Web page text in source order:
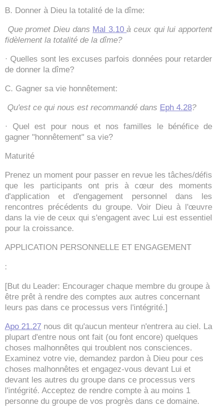
B. Donner à Dieu la totalité de la dîme:
Que promet Dieu dans Mal 3.10à ceux qui lui apportent
fidèlement la totalité de la dîme?
· Quelles sont les excuses parfois données pour retarder
de donner la dîme?
C. Gagner sa vie honnêtement:
Qu'est ce qui nous est recommandé dans Eph 4.28?
· Quel est pour nous et nos familles le bénéfice de
gagner "honnêtement" sa vie?
Maturité
Prenez un moment pour passer en revue les tâches/défis
que les participants ont pris à cœur des moments
d'application et d'engagement personnel dans les
rencontres précédents du groupe. Voir Dieu à l'œuvre
dans la vie de ceux qui s'engagent avec Lui est essentiel
pour la croissance.
APPLICATION PERSONNELLE ET ENGAGEMENT
:
[But du Leader: Encourager chaque membre du groupe à
être prêt à rendre des comptes aux autres concernant
leurs pas dans ce processus vers l'intégrité.]
Apo 21.27 nous dit qu'aucun menteur n'entrera au ciel. La
plupart d'entre nous ont fait (ou font encore) quelques
choses malhonnêtes qui troublent nos consciences.
Examinez votre vie, demandez pardon à Dieu pour ces
choses malhonnêtes et engagez-vous devant Lui et
devant les autres du groupe dans ce processus vers
l'intégrité. Acceptez de rendre compte à au moins 1
personne du groupe de vos progrès dans ce domaine.